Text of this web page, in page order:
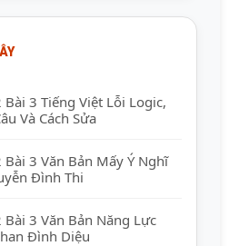
Bài 3 Tiếng Việt Lỗi Logic,
Và Cách Sửa
Bài 3 Văn Bản Mấy Ý Nghĩ
Đình Thi
Bài 3 Văn Bản Năng Lực
Đình Diệu